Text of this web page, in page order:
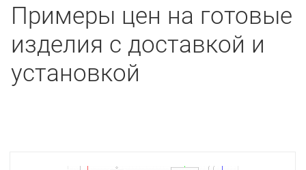
Примеры цен на готовые
изделия с доставкой и
установкой